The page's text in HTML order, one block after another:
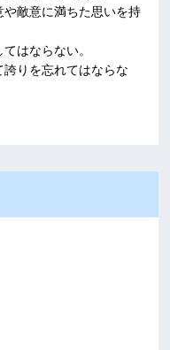
敵意に満ちた思いを持
はならない。
りを忘れてはならな